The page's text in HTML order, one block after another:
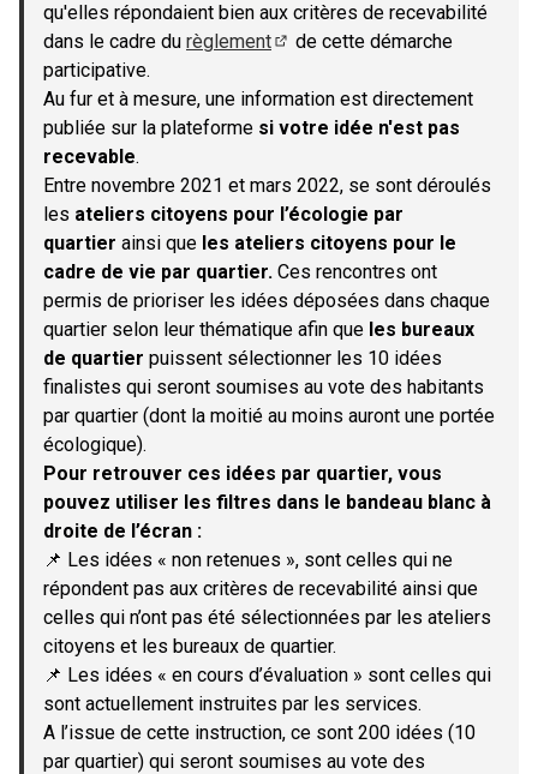
qu'elles répondaient bien aux critères de recevabilité
dans le cadre du règlement
de cette démarche
participative.
Au fur et à mesure, une information est directement
publiée sur la plateforme si votre idée n'est pas
recevable.
Entre novembre 2021 et mars 2022, se sont déroulés
les ateliers citoyens pour l’écologie par
quartier ainsi que les ateliers citoyens pour le
cadre de vie par quartier. Ces rencontres ont
permis de prioriser les idées déposées dans chaque
quartier selon leur thématique afin que les bureaux
de quartier puissent sélectionner les 10 idées
finalistes qui seront soumises au vote des habitants
par quartier (dont la moitié au moins auront une portée
écologique).
Pour retrouver ces idées par quartier, vous
pouvez utiliser les filtres dans le bandeau blanc à
droite de l’écran :
📌 Les idées « non retenues », sont celles qui ne
répondent pas aux critères de recevabilité ainsi que
celles qui n’ont pas été sélectionnées par les ateliers
citoyens et les bureaux de quartier.
📌 Les idées « en cours d’évaluation » sont celles qui
sont actuellement instruites par les services.
A l’issue de cette instruction, ce sont 200 idées (10
par quartier) qui seront soumises au vote des